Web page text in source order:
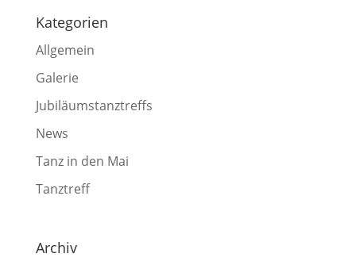
Kategorien
Allgemein
Galerie
Jubiläumstanztreffs
News
Tanz in den Mai
Tanztreff
Archiv